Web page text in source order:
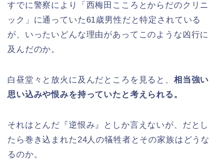
すでに警察により「西梅田こころとからだのクリニ
ック」に通っていた61歳男性だと特定されている
が、いったいどんな理由があってこのような凶行に
及んだのか。
白昼堂々と放火に及んだところを見ると、 相当強い
思い込みや恨みを持っていたと考えられる。
それはとんだ『逆恨み』としか言えないが、だとし
たら巻き込まれた24人の犠牲者とその家族はどうな
るのか。